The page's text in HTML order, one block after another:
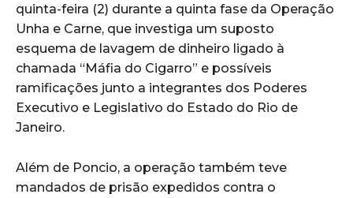
quinta-feira (2) durante a quinta fase da Operação
Unha e Carne, que investiga um suposto
esquema de lavagem de dinheiro ligado à
chamada “Máfia do Cigarro” e possíveis
ramificações junto a integrantes dos Poderes
Executivo e Legislativo do Estado do Rio de
Janeiro.
Além de Poncio, a operação também teve
mandados de prisão expedidos contra o